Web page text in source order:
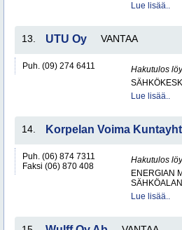
Lue lisää..
13. UTU Oy VANTAA
Puh. (09) 274 6411
Hakutulos
Lue lisää..
14. Korpelan Voima
Puh. (06) 874 7311
Faksi (06) 870 408
Hakutulos
ENERGIAN
Lue lisää..